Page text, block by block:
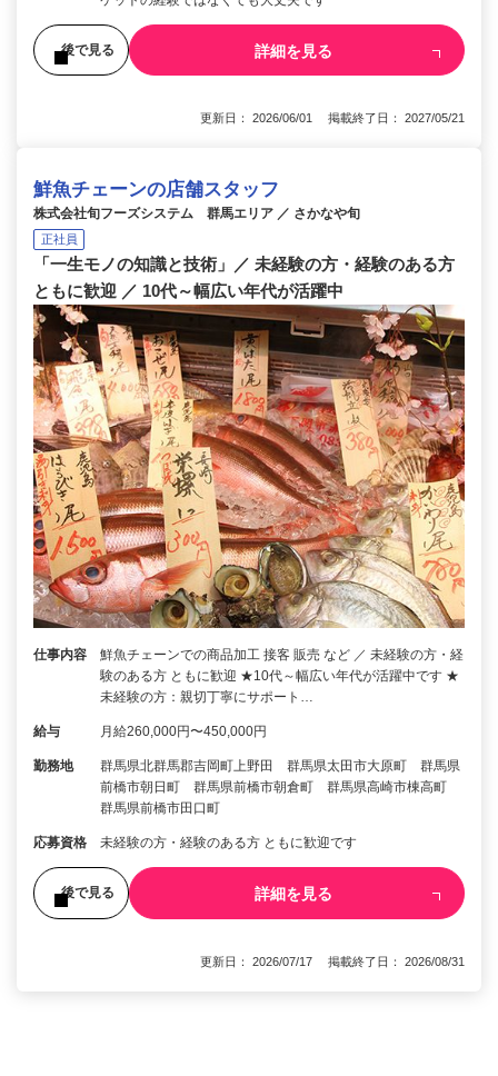
後で見る 詳細を見る
更新日： 2026/06/01 掲載終了日： 2027/05/21
鮮魚チェーンの店舗スタッフ
株式会社旬フーズシステム 群馬エリア ／ さかなや旬
正社員
「一生モノの知識と技術」／ 未経験の方・経験のある方
ともに歓迎 ／ 10代～幅広い年代が活躍中
仕事内容
鮮魚チェーンでの商品加工 接客 販売 など ／ 未経験の方・経
験のある方 ともに歓迎 ★10代～幅広い年代が活躍中です ★
未経験の方：親切丁寧にサポート…
給与 月給260,000円〜450,000円
勤務地
群馬県北群馬郡吉岡町上野田 群馬県太田市大原町 群馬県
前橋市朝日町 群馬県前橋市朝倉町 群馬県高崎市棟高町
群馬県前橋市田口町
応募資格 未経験の方・経験のある方 ともに歓迎です
後で見る 詳細を見る
更新日： 2026/07/17 掲載終了日： 2026/08/31